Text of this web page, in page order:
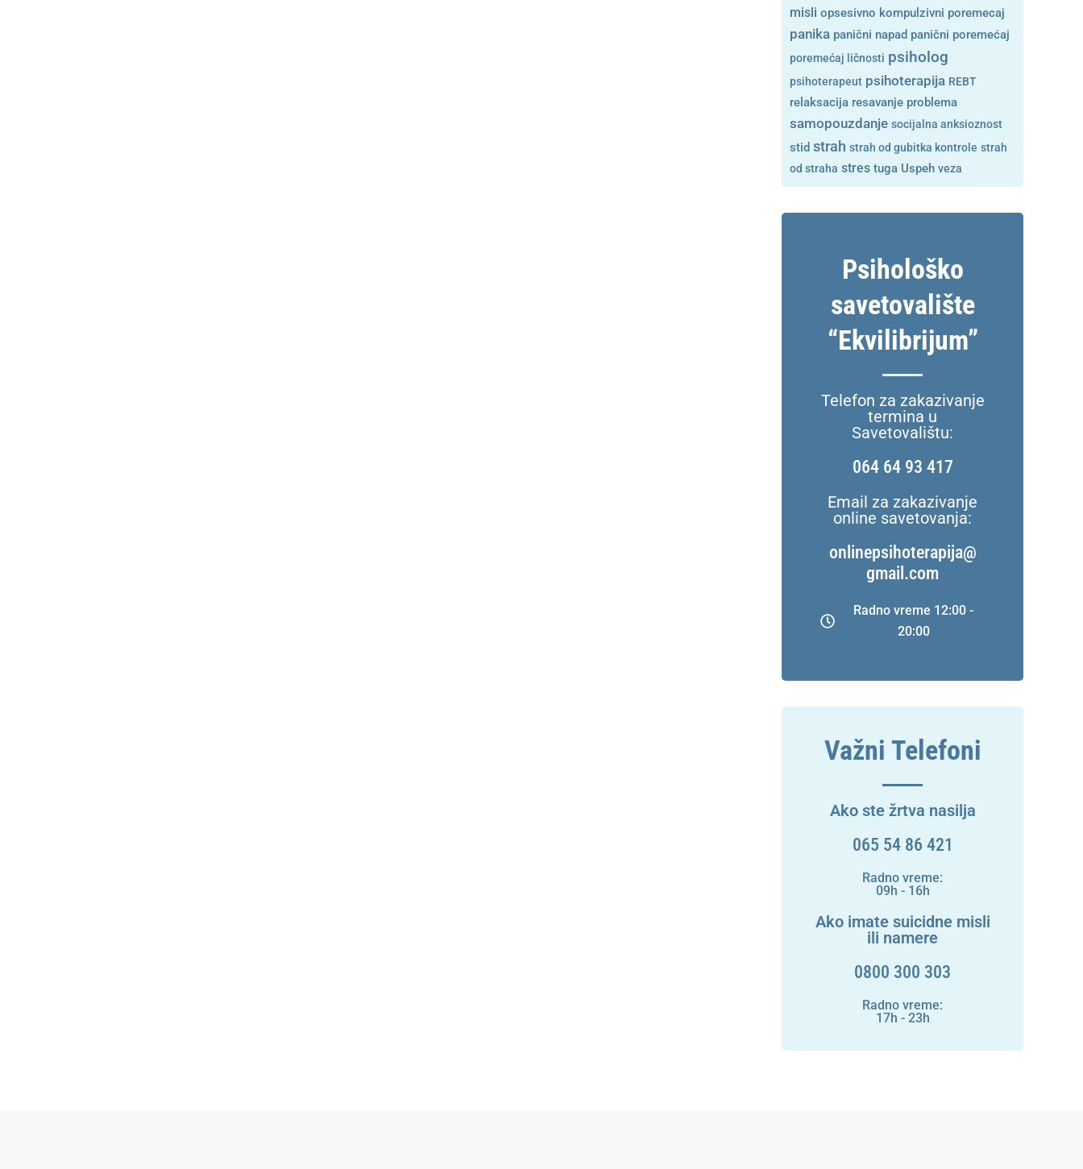
misli opsesivno kompulzivni poremecaj
panika panični napad panični poremećaj
poremećaj ličnosti psiholog
psihoterapeut psihoterapija REBT
relaksacija resavanje problema
samopouzdanje socijalna anksioznost
stid strah strah od gubitka kontrole strah
od straha stres tuga Uspeh veza
Psihološko
savetovalište
“Ekvilibrijum”
Telefon za zakazivanje
termina u
Savetovalištu:
064 64 93 417
Email za zakazivanje
online savetovanja:
onlinepsihoterapija@
gmail.com
Radno vreme 12:00 -
20:00
Važni Telefoni
Ako ste žrtva nasilja
065 54 86 421
Radno vreme:
09h - 16h
Ako imate suicidne misli
ili namere
0800 300 303
Radno vreme:
17h - 23h